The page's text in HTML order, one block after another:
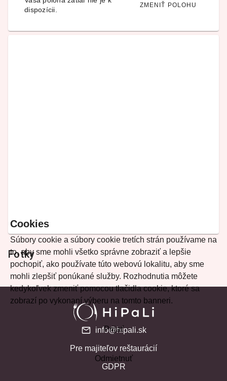
dispozícii.
ZMENIŤ POLOHU
Fotky
Cookies
Súbory cookie a súbory cookie tretích strán používame na
to, aby sme mohli všetko správne zobraziť a lepšie
pochopiť, ako používate túto webovú lokalitu, aby sme
mohli zlepšiť ponúkané služby. Rozhodnutia môžete
kedykoľvek zmeniť pomocou tlačidla cookie, ktoré sa
zobrazí po vykonaní výberu na tomto banneri.
Prijať
Odmietnuť
info@hipali.sk
Pre majiteľov reštaurácií
GDPR